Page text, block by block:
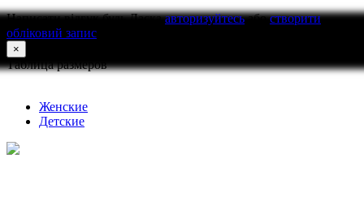
Написати відгукбудь Ласкаавторизуйтесьабостворити
обліковий запис
×
Таблица размеров
Женские
Детские